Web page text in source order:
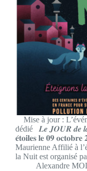
Mise à jour :
dédié 𝑳𝒆 𝑱𝑶𝑼𝑹 𝒅𝒆
𝐞́𝐭𝐨𝐢𝐥𝐞𝐬 𝐥𝐞 𝟎𝟗
Maurienne Affilié à
la Nuit est organisé
Alexandre